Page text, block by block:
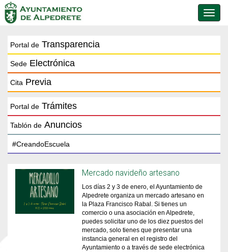
de
Portal de Transparencia
Sede Electrónica
Cita Previa
Portal de Trámites
Tablón de Anuncios
Mercado navideño artesano
Los días 2 y 3 de enero, el Ayuntamiento de
Alpedrete organiza un mercado artesano en
la Plaza Francisco Rabal. Si tienes un
comercio o una asociación en Alpedrete,
puedes solicitar uno de los diez puestos del
mercado, solo tienes que presentar una
instancia general en el registro del
Ayuntamiento o a través de sede electrónica